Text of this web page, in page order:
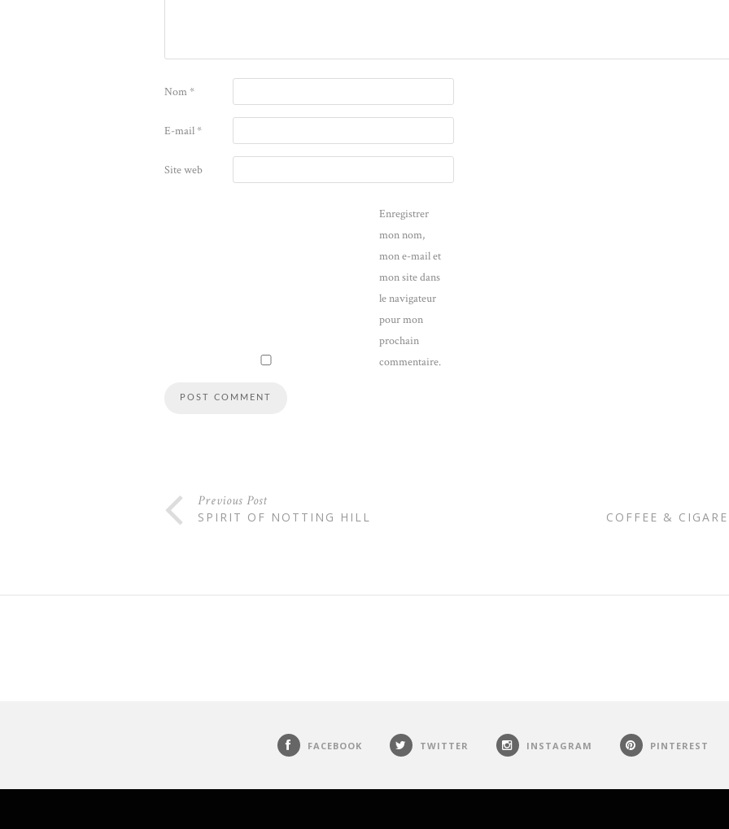
Nom*
E-mail*
Site web
Enregistrer
mon nom,
mon e-mail et
mon site dans
le navigateur
pour mon
prochain
commentaire.
Previous Post
SPIRIT OF NOTTING HILL COFFEE &
FACEBOOK TWITTER INSTAGRAM PINTEREST